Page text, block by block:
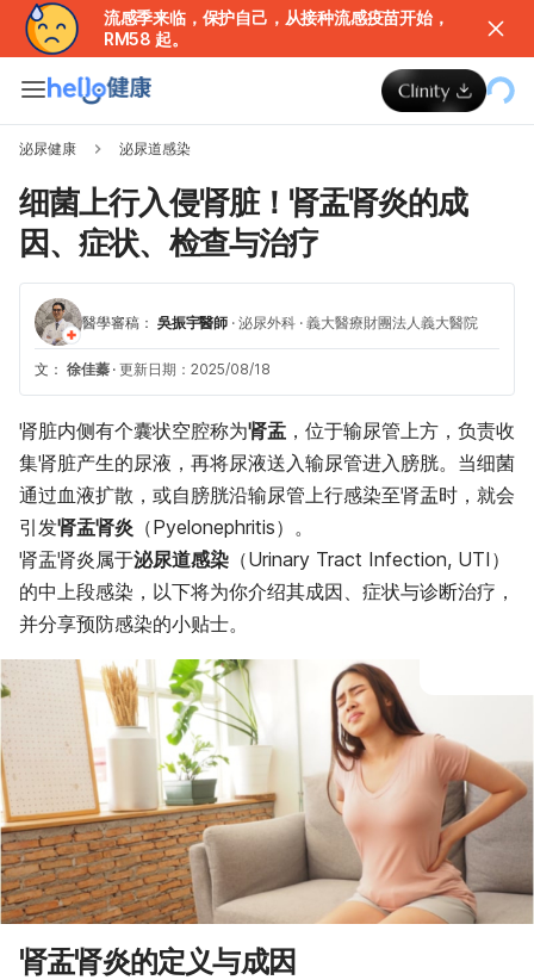
流感季来临，保护自己，从接种流感疫苗开始，
RM58 起。
泌尿健康 泌尿道感染
细菌上行入侵肾脏！肾盂肾炎的成
因、症状、检查与治疗
醫學審稿： 吳振宇醫師 · 泌尿外科 · 義大醫療財團法人義大醫院
文： 徐佳蓁 · 更新日期：2025/08/18
肾脏内侧有个囊状空腔称为肾盂 ，位于输尿管上方，负责收
集肾脏产生的尿液，再将尿液送入输尿管进入膀胱。当细菌
通过血液扩散，或自膀胱沿输尿管上行感染至肾盂时，就会
引发肾盂肾炎 （Pyelonephritis）。
肾盂肾炎属于泌尿道感染 （Urinary Tract Infection, UTI）
的中上段感染，以下将为你介绍其成因、症状与诊断治疗，
并分享预防感染的小贴士。
肾盂肾炎的定义与成因